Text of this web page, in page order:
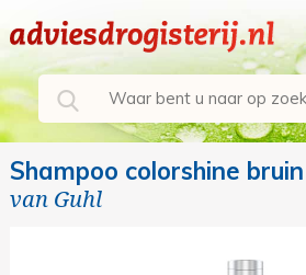
Shampoo colorshine bruin
van Guhl